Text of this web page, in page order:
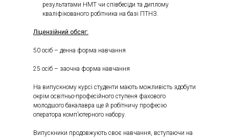
результатами НМТ чи співбесіди та диплому
кваліфікованого робітника на базі ПТНЗ.
Ліцензійний обсяг:
50 осіб – денна форма навчання
25 осіб – заочна форма навчання
На випускному курсі студенти мають можливість здобути
окрім освітньо-професійного ступеня фахового
молодшого бакалавра ще й робітничу професію
оператора комп’ютерного набору.
Випускники продовжують своє навчання, вступаючи на